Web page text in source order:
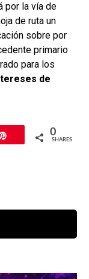
por la vía de
de ruta un
sobre por
primario
para los
de
0
SHARES